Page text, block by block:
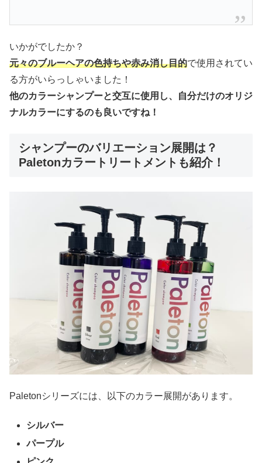
いかがでしたか？
元々のブルーヘアの色持ちや赤み消し目的で使用されてい
る方がいらっしゃいました！
他のカラーシャンプーと交互に使用し、自分だけのオリジ
ナルカラーにするのも良いですね！
シャンプーのバリエーション展開は？
Paletonカラートリートメントも紹介！
Paletonシリーズには、以下のカラー展開があります。
シルバー
パープル